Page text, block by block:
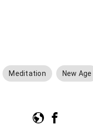
Meditation New Age